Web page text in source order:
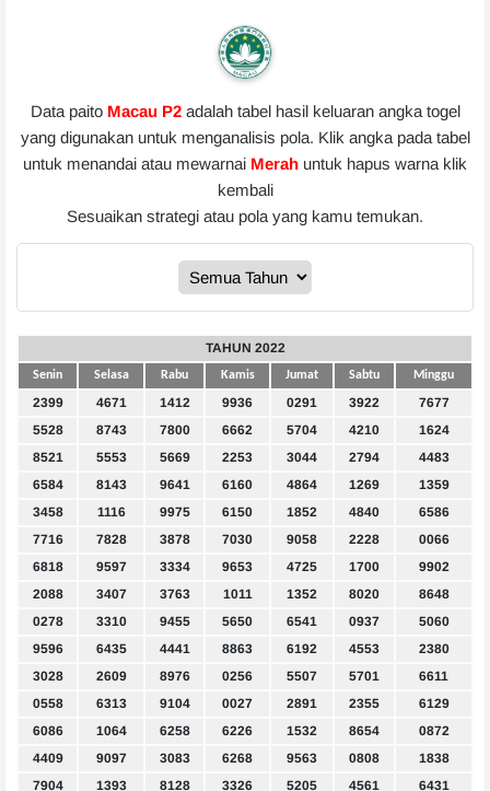
Data paito Macau P2 adalah tabel hasil keluaran angka togel
yang digunakan untuk menganalisis pola. Klik angka pada tabel
untuk menandai atau mewarnai Merah untuk hapus warna klik
kembali
Sesuaikan strategi atau pola yang kamu temukan.
TAHUN 2022
Senin Selasa Rabu Kamis Jumat Sabtu Minggu
2399 4671 1412 9936 0291 3922
7677
5528
8743 7800 6662 5704 4210
1624
8521
5553 5669 2253 3044 2794
4483
6584
8143 9641 6160 4864 1269
1359
3458
1116 9975 6150 1852 4840
6586
7716
7828 3878 7030 9058 2228
0066
6818
9597 3334 9653 4725 1700
9902
2088
3407 3763 1011 1352 8020
8648
0278
3310 9455 5650 6541 0937
5060
9596
6435 4441 8863 6192 4553
2380
3028
2609 8976 0256 5507 5701
6611
0558
6313 9104 0027 2891 2355
6129
6086
1064 6258 6226 1532 8654
0872
4409
9097 3083 6268 9563 0808
1838
7904
1393 8128 3326 5205 4561 6431